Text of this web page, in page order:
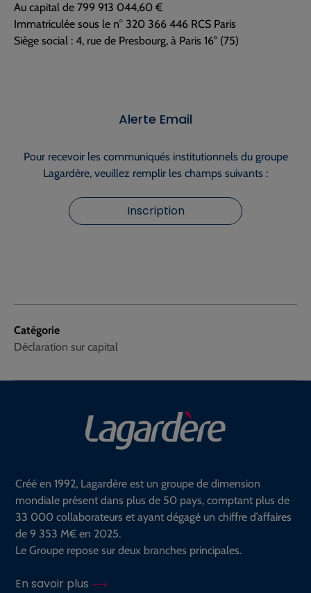
Catégorie
Déclaration sur capital
Au capital de 799 913 044,60 €
Immatriculée sous le n° 320 366 446 RCS Paris
Siège social : 4, rue de Presbourg, à Paris 16° (75)
Alerte Email
Pour recevoir les communiqués institutionnels du groupe
Lagardère, veuillez remplir les champs suivants :
Inscription
Créé en 1992, Lagardère est un groupe de dimension
mondiale présent dans plus de 50 pays, comptant plus de
33 000 collaborateurs et ayant dégagé un chiffre d’affaires
de 9 353 M€ en 2025.
Le Groupe repose sur deux branches principales.
En savoir plus